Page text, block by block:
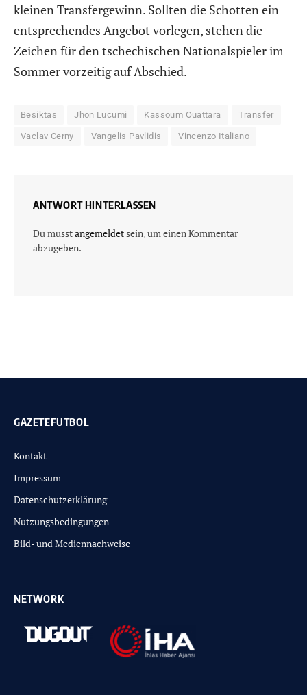
kleinen Transfergewinn. Sollten die Schotten ein
entsprechendes Angebot vorlegen, stehen die
Zeichen für den tschechischen Nationalspieler im
Sommer vorzeitig auf Abschied.
Besiktas Jhon Lucumi Kassoum Ouattara Transfer
Vaclav Cerny Vangelis Pavlidis Vincenzo Italiano
ANTWORT HINTERLASSEN
Du musstangemeldetsein, um einen Kommentar
abzugeben.
GAZETEFUTBOL
Kontakt
Impressum
Datenschutzerklärung
Nutzungsbedingungen
Bild- und Mediennachweise
NETWORK